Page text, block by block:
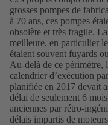
grosses pompes de
à 70 ans, ces pompes
obsolète et très fragile.
meilleure, en particulier
étaient souvent fuyards
Au-delà de ce périmètre,
calendrier d’exécution
planifiée en 2017 devait
délai de seulement 6
anciennes par rétro-
délais impartis de